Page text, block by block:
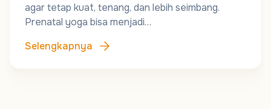
agar tetap kuat, tenang, dan lebih seimbang.
Prenatal yoga bisa menjadi…
Selengkapnya